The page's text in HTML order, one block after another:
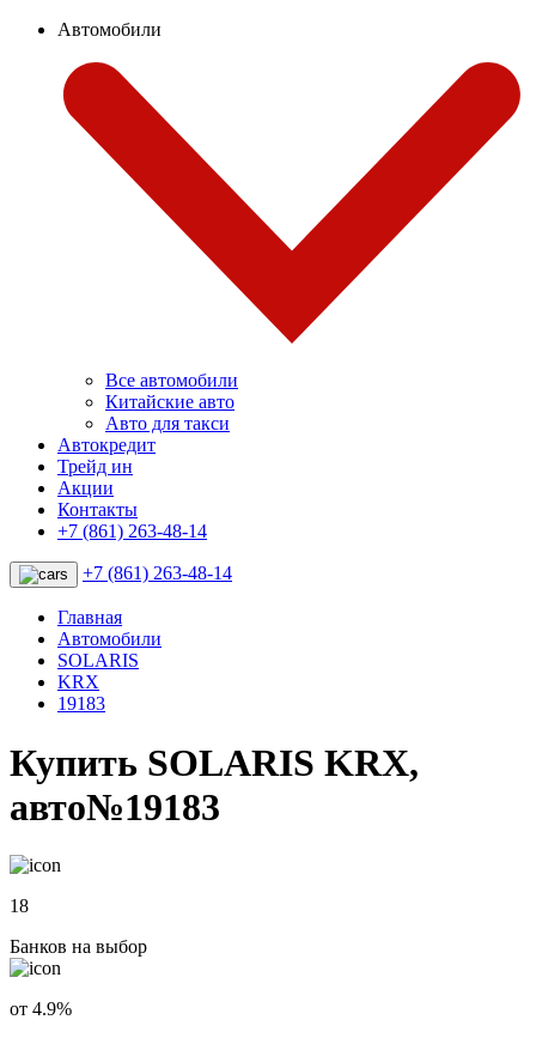
Автомобили
Все автомобили
Китайские авто
Авто для такси
Автокредит
Трейд ин
Акции
Контакты
+7 (861) 263-48-14
+7 (861) 263-48-14
Главная
Автомобили
SOLARIS
KRX
19183
Купить SOLARIS KRX,
авто№19183
18
Банков на выбор
от 4.9%